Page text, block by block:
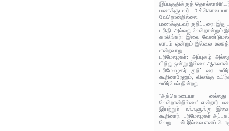
இப்பகுதிக்குத்
மணக்குடவர்: அக்கொடையா
வேறொன்றில்லை.
மணக்குடவர் குறிப்புரை: இது
பரிதி: அல்லது வேறொன்றும்
காலிங்கர்: இவை
லாபம் ஒன்றும் இல்லை
என்றவாறு.
பரிமேலழகர்: அப்புகழ்
பிறிது ஒன்று இல்லை
பரிமேலழகர் குறிப்புரை:
கூறினாரேனும், விலங்கு
உயிர்மேல் நின்றது.
'அக்கொடையா
வேறொன்றில்லை' என்றார்
இயற்றும் மக்களுக்கு
கூறினார். பரிமேலழகர்
வேறு பயன் இல்லை எனப்